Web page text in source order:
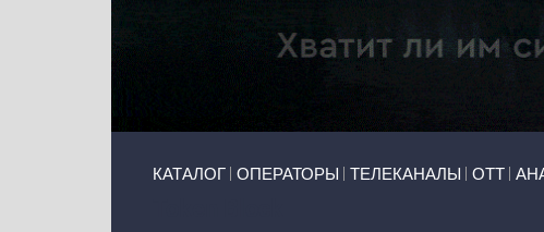
КАТАЛОГ ОПЕРАТОРЫ ТЕЛЕКАНАЛЫ ОТТ